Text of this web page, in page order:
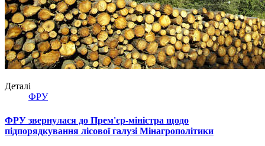
Деталі
ФРУ
ФРУ звернулася до Прем'єр-міністра щодо
підпорядкування лісової галузі Мінагрополітики